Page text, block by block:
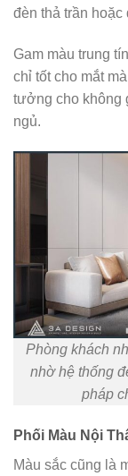
đèn thả trần
Gam màu trung
chỉ tốt cho mắt
tưởng cho không
ngủ.
Phòng khách
nhờ hệ thống
pháp
Phối Màu Nội
Màu sắc cũng là